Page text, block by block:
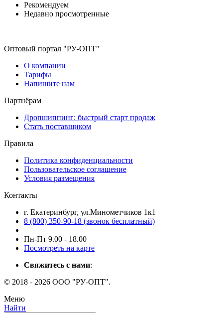
Рекомендуем
Недавно просмотренные
Оптовый портал "РУ-ОПТ"
О компании
Тарифы
Напишите нам
Партнёрам
Дропшиппинг: быстрый старт продаж
Стать поставщиком
Правила
Политика конфиденциальности
Пользовательское соглашение
Условия размещения
Контакты
г. Екатеринбург, ул.Минометчиков 1к1
8 (800) 350-90-18 (звонок бесплатный)
Пн-Пт 9.00 - 18.00
Посмотреть на карте
Свяжитесь с нами:
© 2018 - 2026 ООО "РУ-ОПТ".
Меню
Найти